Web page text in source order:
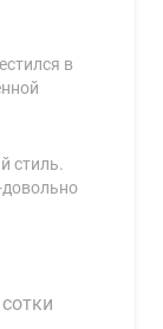
в
стиль.
довольно